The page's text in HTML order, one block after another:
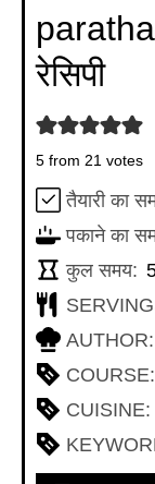
paratha
रेसिपी
5 from 21 votes
तैयारी का
पकाने का
कुल समय:
AUTHOR:
COURSE:
CUISINE: